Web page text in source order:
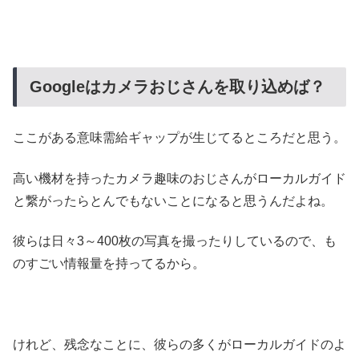
Googleはカメラおじさんを取り込めば？
ここがある意味需給ギャップが生じてるところだと思う。
高い機材を持ったカメラ趣味のおじさんがローカルガイド
と繋がったらとんでもないことになると思うんだよね。
彼らは日々3～400枚の写真を撮ったりしているので、も
のすごい情報量を持ってるから。
けれど、残念なことに、彼らの多くがローカルガイドのよ